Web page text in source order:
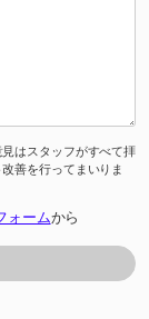
はスタッフがすべて拝
善を行ってまいりま
ォームから